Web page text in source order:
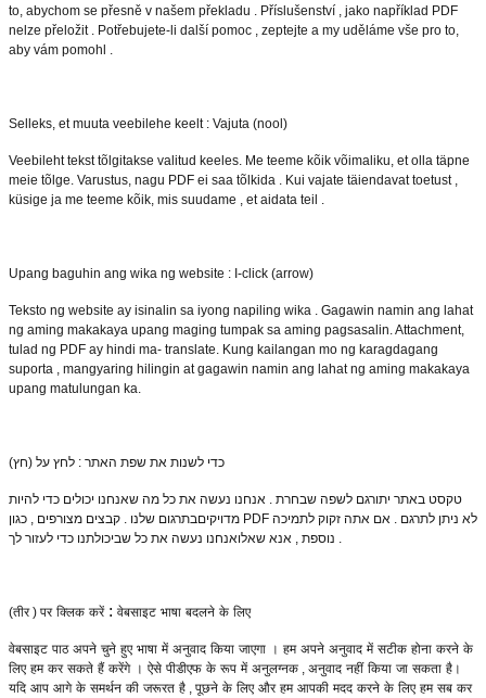
to, abychom se přesně v našem překladu . Příslušenství , jako například PDF
nelze přeložit . Potřebujete-li další pomoc , zeptejte a my uděláme vše pro to,
aby vám pomohl .
Selleks, et muuta veebilehe keelt : Vajuta (nool)
Veebileht tekst tõlgitakse valitud keeles. Me teeme kõik võimaliku, et olla täpne
meie tõlge. Varustus, nagu PDF ei saa tõlkida . Kui vajate täiendavat toetust ,
küsige ja me teeme kõik, mis suudame , et aidata teil .
Upang baguhin ang wika ng website : I-click (arrow)
Teksto ng website ay isinalin sa iyong napiling wika . Gagawin namin ang lahat
ng aming makakaya upang maging tumpak sa aming pagsasalin. Attachment,
tulad ng PDF ay hindi ma- translate. Kung kailangan mo ng karagdagang
suporta , mangyaring hilingin at gagawin namin ang lahat ng aming makakaya
upang matulungan ka.
כדי לשנות את שפת האתר : לחץ על (חץ)
טקסט באתר יתורגם לשפה שבחרת . אנחנו נעשה את כל מה שאנחנו יכולים כדי להיות
מדויקיםבתרגום שלנו . קבצים מצורפים , כגון PDF לא ניתן לתרגם . אם אתה זקוק לתמיכה
נוספת , אנא שאלואנחנו נעשה את כל שביכולתנו כדי לעזור לך .
(तीर) पर क्लिक करें: वेबसाइट भाषा बदलने के लिए
वेबसाइट पाठ अपने चुने हुए भाषा में अनुवाद किया जाएगा । हम अपने अनुवाद में सटीक होना करने के
लिए हम कर सकते हैं करेंगे । ऐसे पीडीएफ के रूप में अनुलग्नक , अनुवाद नहीं किया जा सकता है ।
यदि आप आगे के समर्थन की जरूरत है , पूछने के लिए और हम आपकी मदद करने के लिए हम सब कर